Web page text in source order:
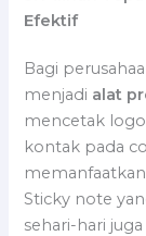
Efektif
Bagi
menjadi alat
mencetak
kontak pada
Sticky note
sehari-hari